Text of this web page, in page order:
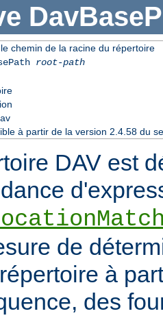
chemin de la racine du répertoire
root-path
à partir de la version 2.4.58 du
DAV est
de
à
des